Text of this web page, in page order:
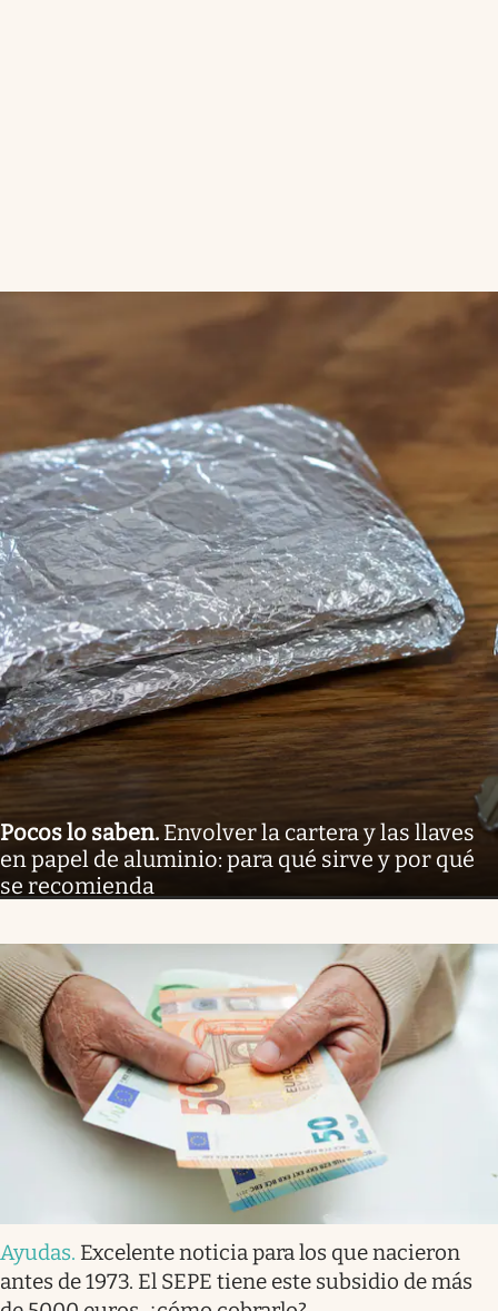
Pocos lo saben. Envolver la cartera y las llaves
en papel de aluminio: para qué sirve y por qué
se recomienda
Ayudas. Excelente noticia para los que nacieron
antes de 1973. El SEPE tiene este subsidio de más